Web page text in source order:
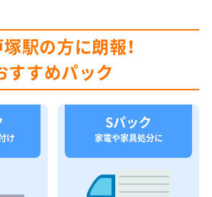
駅の方に朗報！
すすめパック
け
Sパック
家電や家具処分に